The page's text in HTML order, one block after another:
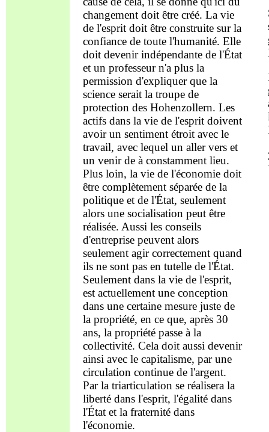
changement doit être créé. La vie
de l'espritdoit être construite sur la
confiance de toute l'humanité. Elle
doit devenirindépendante de l'État
et un professeur n'a plus la
permission d'expliquer que la
science seraitla troupe de
protection des Hohenzollern. Les
actifsdans la vie de l'esprit doivent
avoir un sentiment étroit avec le
travail, avec lequel un aller verset
un venir de àconstamment lieu.
Plus loin, la vie de l'économie doit
être complètement séparée de la
politique et de l'État, seulement
alors unesocialisation peut être
réalisée. Aussi les conseils
d'entreprise peuvent alors
seulement agir correctement quand
ils ne sont pas en tutelle del'État.
Seulement dans la vie de l'esprit,
estactuellement une conception
dans une certaine mesurejuste de
la propriété, en ce que, après 30
ans, la propriété passeà la
collectivité. Celadoit aussi devenir
ainsi avec le capitalisme, par une
circulation continue de l'argent.
Par la triarticulation se réalisera la
liberté dans l'esprit, l'égalité dans
l'État et la fraternité dans
l'économie.